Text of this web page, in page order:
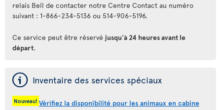
relais Bell de contacter notre Centre Contact au numéro
suivant : 1-866-234-5136 ou 514-906-5196.
Ce service peut être réservé jusqu'à 24 heures avant le
départ.
ý Inventaire des services spéciaux
Nouveau! Vérifiez la disponibilité pour les animaux en cabine